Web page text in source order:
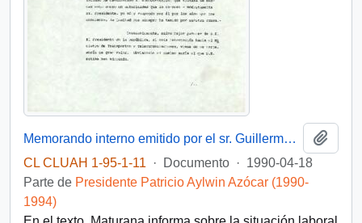
Memorando interno emitido por el sr. Guillermo Maturana Donoso, funcionario de la Dirección Administrativa del Palacio de La Moneda, dirigido al Presidente de la República, sr. Patricio Aylwin Azócar
CL CLUAH 1-95-1-11
· Documento · 1990-04-18
Parte de Presidente Patricio Aylwin Azócar (1990-
1994)